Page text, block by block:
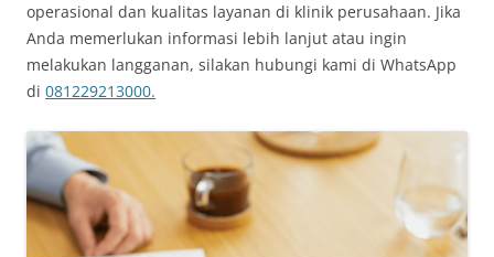
operasional dan kualitas layanan di klinik perusahaan. Jika
Anda memerlukan informasi lebih lanjut atau ingin
melakukan langganan, silakan hubungi kami di WhatsApp
di 081229213000.